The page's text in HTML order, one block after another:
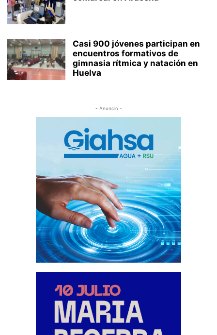
Casi 900 jóvenes participan en
encuentros formativos de
gimnasia rítmica y natación en
Huelva
- Anuncio -